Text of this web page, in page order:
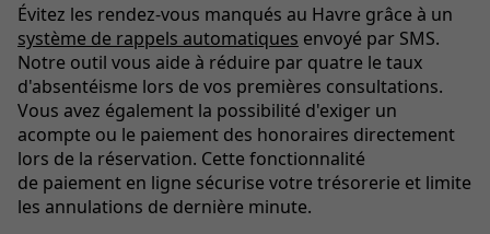
Évitez les rendez-vous manqués au Havre grâce à un
système de rappels automatiques envoyé par SMS.
Notre outil vous aide à réduire par quatre le taux
d'absentéisme lors de vos premières consultations.
Vous avez également la possibilité d'exiger un
acompte ou le paiement des honoraires directement
lors de la réservation. Cette fonctionnalité
de paiement en ligne sécurise votre trésorerie et limite
les annulations de dernière minute.